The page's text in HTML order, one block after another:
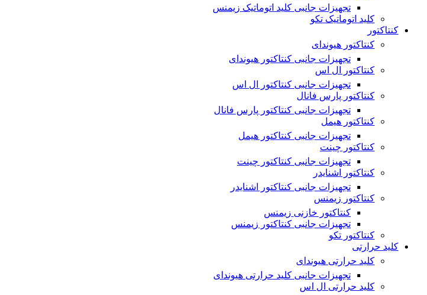
تجهیزات جانبی کلید اتوماتیک زیمنس
کلید اتوماتیک تکو
کنتاکتور
کنتاکتور هیوندای
تجهیزات جانبی کنتاکتور هیوندای
کنتاکتور ال اس
تجهیزات جانبی کنتاکتور ال اس
کنتاکتور پارس فانال
تجهیزات جانبی کنتاکتور پارس فانال
کنتاکتور هیمل
تجهیزات جانبی کنتاکتور هیمل
کنتاکتور چینت
تجهیزات جانبی کنتاکتور چینت
کنتاکتور اشنایدر
تجهیزات جانبی کنتاکتور اشنایدر
کنتاکتور زیمنس
کنتاکتور خازنی زیمنس
تجهیزات جانبی کنتاکتور زیمنس
کنتاکتور تکو
کلید حرارتی
کلید حرارتی هیوندای
تجهیزات جانبی کلید حرارتی هیوندای
کلید حرارتی ال اس